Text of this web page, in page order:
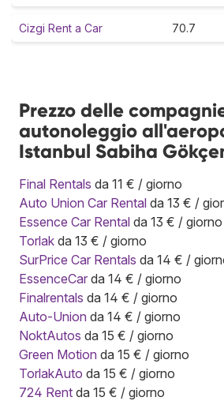
Cizgi Rent a Car 70.7
Prezzo delle
autonoleggio
Istanbul Sabiha
Final Rentals da 11 € / giorno
Auto Union Car Rental da 13 € /
Essence Car Rental da 13 € / giorno
Torlak da 13 € / giorno
SurPrice Car Rentals da 14 € /
EssenceCar da 14 € / giorno
Finalrentals da 14 € / giorno
Auto-Union da 14 € / giorno
NoktAutos da 15 € / giorno
Green Motion da 15 € / giorno
TorlakAuto da 15 € / giorno
724 Rent da 15 € / giorno